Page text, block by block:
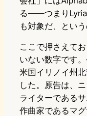
る――つまりLyria
も対象だ、とい
ここで押さえて
いない数字です
米国イリノイ州
した。原告は、
ライターである
作曲家であるマ